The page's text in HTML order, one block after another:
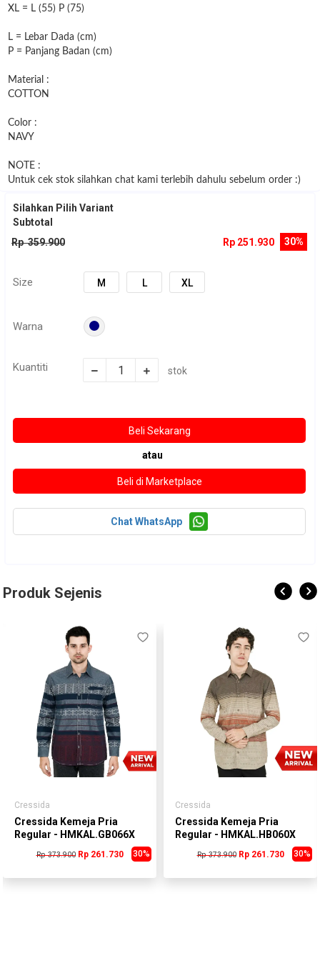
XL = L (55) P (75)
L = Lebar Dada (cm)
P = Panjang Badan (cm)
Material :
COTTON
Color :
NAVY
NOTE :
Untuk cek stok silahkan chat kami terlebih dahulu sebelum order :)
Silahkan Pilih Variant
Subtotal
Rp 359.900
30%
Rp 251.930
Size M L XL
Warna
Kuantiti stok
atau
Chat WhatsApp
Produk Sejenis
Cressida
Cressida Kemeja Pria
Regular - HMKAL.GB066X
Rp 373.900 30%
Rp 261.730
Cressida
Cressida Kemeja Pria
Regular - HMKAL.HB060X
Rp 373.900 30%
Rp 261.730